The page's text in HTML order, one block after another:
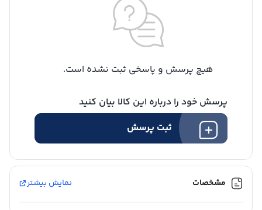
هیچ پرسش و پاسخی ثبت نشده است.
پرسش خود را درباره این کالا بیان کنید
ثبت پرسش
مشخصات نمایش بیشتر